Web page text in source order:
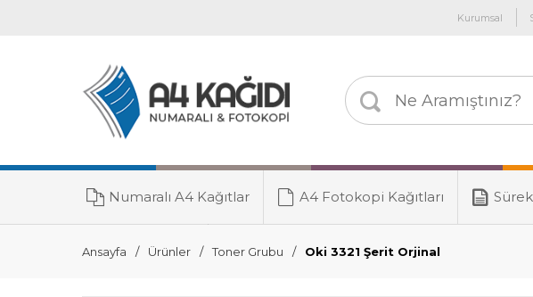
Kurumsal
Numaralı A4 Kağıtlar A4 Fotokopi Kağıtları
Toner Grubu
Ansayfa Ürünler Toner Grubu Oki 3321 Şerit Orjinal